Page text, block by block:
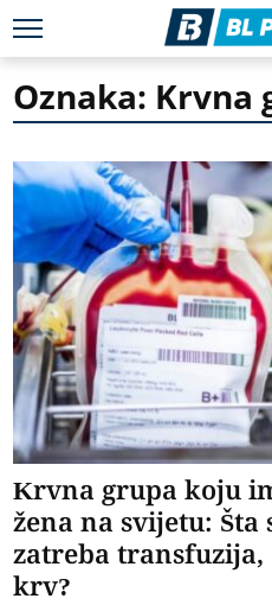
Oznaka: Krvna
Krvna grupa koju
žena na svijetu: Šta
zatreba transfuzija,
krv?